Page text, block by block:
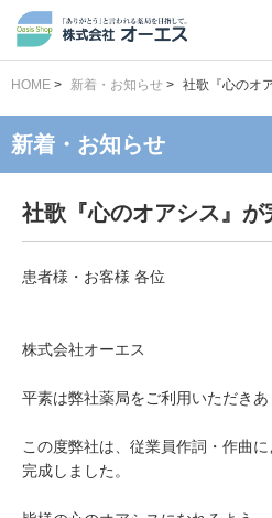
HOME > 新着・お知らせ > 社歌『心のオ
新着・お知らせ
社歌『心のオアシス』が
患者様・お客様 各位
株式会社オーエス
平素は弊社薬局をご利用いただきあ
この度弊社は、従業員作詞・作曲
完成しました。